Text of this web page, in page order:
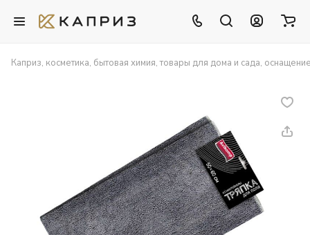
Каприз, косметика, бытовая химия, товары для дома и сада,